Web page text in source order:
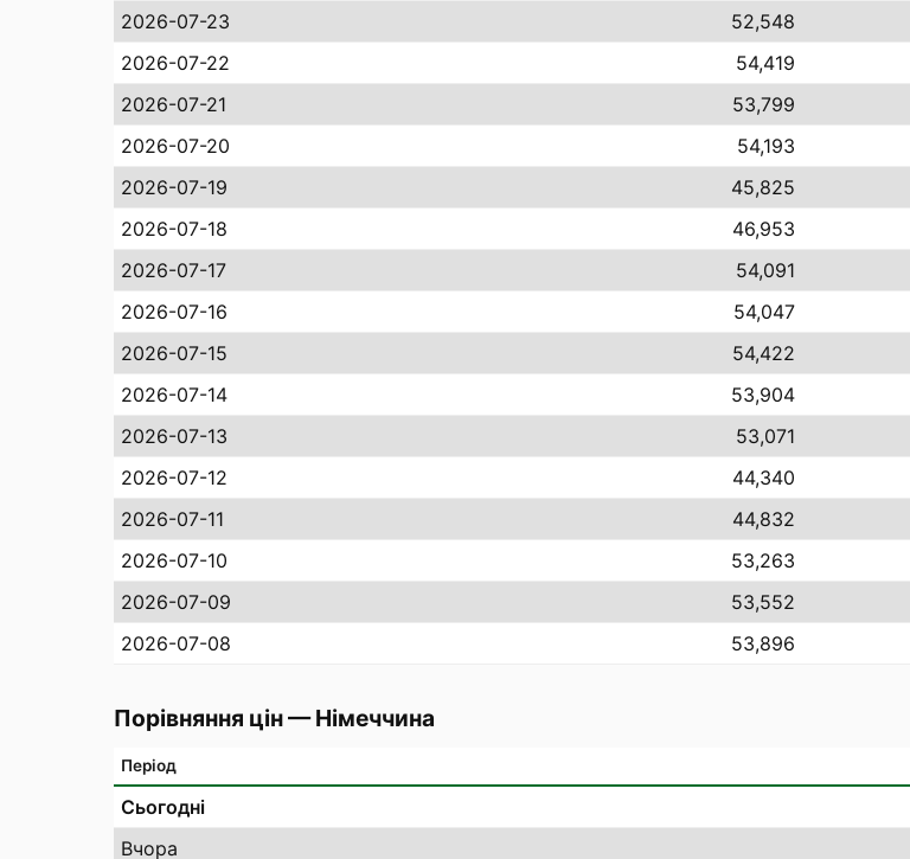
2026-07-23
52,548
2026-07-22
54,419
2026-07-21
53,799
2026-07-20
54,193
2026-07-19
45,825
2026-07-18
46,953
2026-07-17
54,091
2026-07-16
54,047
2026-07-15
54,422
2026-07-14
53,904
2026-07-13
53,071
2026-07-12
44,340
2026-07-11
44,832
2026-07-10
53,263
2026-07-09
53,552
2026-07-08
53,896
Порівняння цін—Німеччина
Період
Сьогодні
Вчора